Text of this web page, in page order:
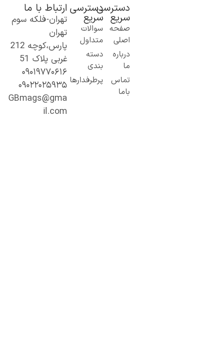
دسترسی
سریع
صفحه
اصلی
درباره
تماس
دسترسی
سریع
سوالات
متداول
دسته
بندی
پرطرفدارها
ارتباط با ما
تهران-فلکه سوم
تهران
پارس،کوچه 212
غربی پلاک 51
۰۹۰۱۹۷۷۰۶۱۶
۰۹۰۲۲۰۲۵۹۳۵
GBmags@gma
il.com